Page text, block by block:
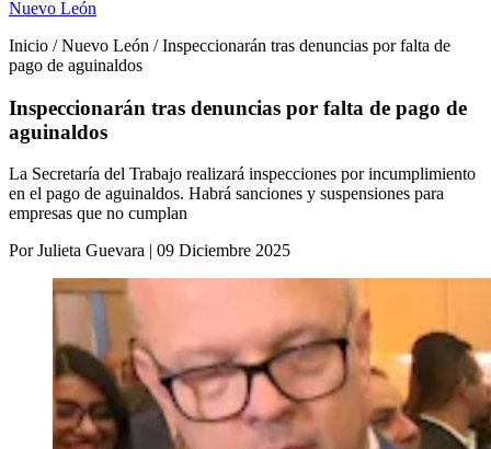
Nuevo León
Inicio / Nuevo León / Inspeccionarán tras denuncias por falta de
pago de aguinaldos
Inspeccionarán tras denuncias por falta de pago de
aguinaldos
La Secretaría del Trabajo realizará inspecciones por incumplimiento
en el pago de aguinaldos. Habrá sanciones y suspensiones para
empresas que no cumplan
Por Julieta Guevara | 09 Diciembre 2025